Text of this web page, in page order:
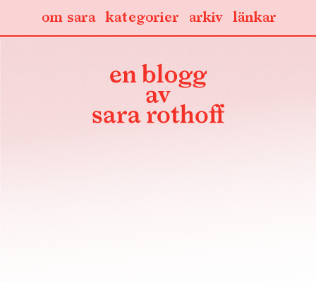
länkar
arkiv
kategorier
om sara